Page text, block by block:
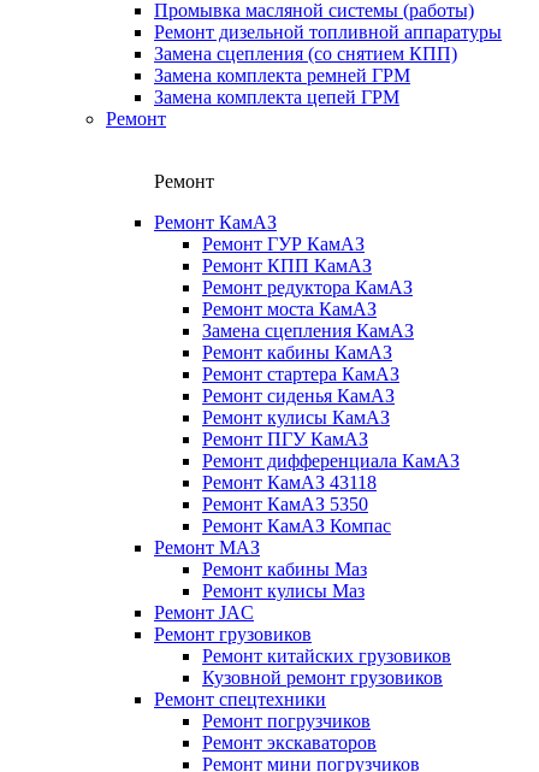
Промывка масляной системы (работы)
Ремонт дизельной топливной аппаратуры
Замена сцепления (со снятием КПП)
Замена комплекта ремней ГРМ
Замена комплекта цепей ГРМ
Ремонт
Ремонт
Ремонт КамАЗ
Ремонт ГУР КамАЗ
Ремонт КПП КамАЗ
Ремонт редуктора КамАЗ
Ремонт моста КамАЗ
Замена сцепления КамАЗ
Ремонт кабины КамАЗ
Ремонт стартера КамАЗ
Ремонт сиденья КамАЗ
Ремонт кулисы КамАЗ
Ремонт ПГУ КамАЗ
Ремонт дифференциала КамАЗ
Ремонт КамАЗ 43118
Ремонт КамАЗ 5350
Ремонт КамАЗ Компас
Ремонт МАЗ
Ремонт кабины Маз
Ремонт кулисы Маз
Ремонт JAC
Ремонт грузовиков
Ремонт китайских грузовиков
Кузовной ремонт грузовиков
Ремонт спецтехники
Ремонт погрузчиков
Ремонт экскаваторов
Ремонт мини погрузчиков